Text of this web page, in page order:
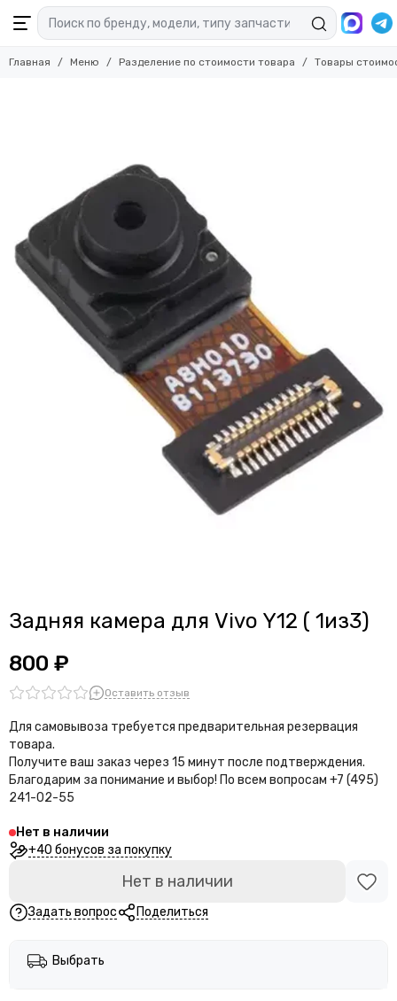
Главная Меню Разделение по стоимости товара Товары
Задняя камера для Vivo Y12 ( 1из3)
800 ₽
Оставить отзыв
Для самовывоза требуется предварительная резервация
товара.
Получите ваш заказ через 15 минут после подтверждения.
Благодарим за понимание и выбор! По всем вопросам +7 (495)
241-02-55
Нет в наличии
+40 бонусов за покупку
Нет в наличии
Задать вопрос Поделиться
Выбрать